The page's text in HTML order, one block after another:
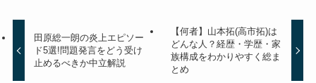
田原総一朗の炎上エピソー
ド5選!問題発言をどう受け
止めるべきか中立解説
【何者】山本拓(高市拓)は
どんな人？経歴・学歴・家
族構成をわかりやすく総ま
とめ